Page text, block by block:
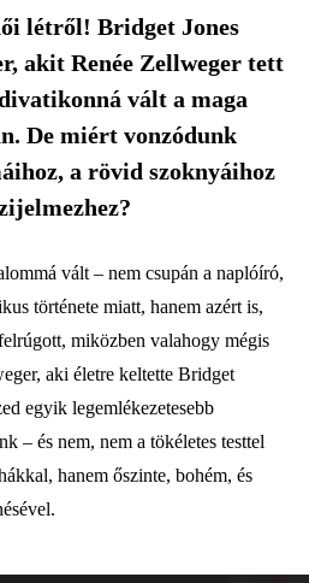
létről! Bridget Jones
akit Renée Zellweger tett
vált a maga
De miért vonzódunk
a rövid szoknyáihoz
vált – nem csupán a naplóíró,
története miatt, hanem azért is,
miközben valahogy mégis
aki életre keltette Bridget
egyik legemlékezetesebb
– és nem, nem a tökéletes testtel
hanem őszinte, bohém, és